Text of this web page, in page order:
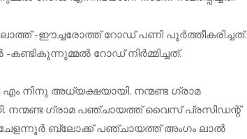
-ഈച്ചരോത്ത് റോഡ് പണി പൂർത്തീകരിച്ചത്.
-കണ്ടികുന്നുമ്മൽ റോഡ് നിർമ്മിച്ചത്.
നിനു അധ്യക്ഷയായി. നന്മണ്ട ഗ്രാമ
നന്മണ്ട ഗ്രാമ പഞ്ചായത്ത് വൈസ് പ്രസിഡന്റ്
ചേളന്നൂർ ബ്ലോക്ക് പഞ്ചായത്ത് അംഗം ലാൽ